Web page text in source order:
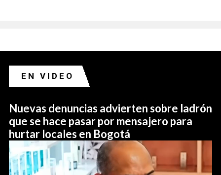
EN VIDEO
Nuevas denuncias advierten sobre ladrón
que se hace pasar por mensajero para
hurtar locales en Bogotá